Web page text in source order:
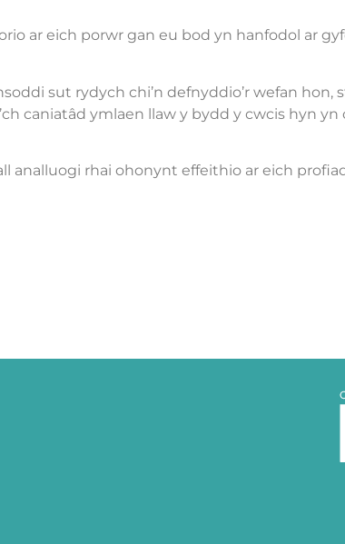
ar eich porwr gan eu bod yn hanfodol ar
sut rydych chi’n defnyddio’r wefan hon,
caniatâd ymlaen llaw y bydd y cwcis hyn
analluogi rhai ohonynt effeithio ar eich